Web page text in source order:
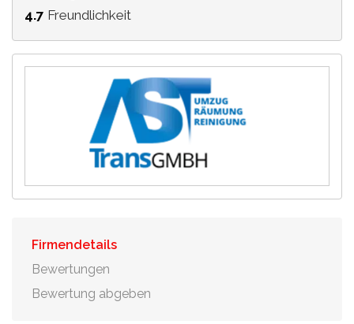
4.7 Freundlichkeit
Firmendetails
Bewertungen
Bewertung abgeben